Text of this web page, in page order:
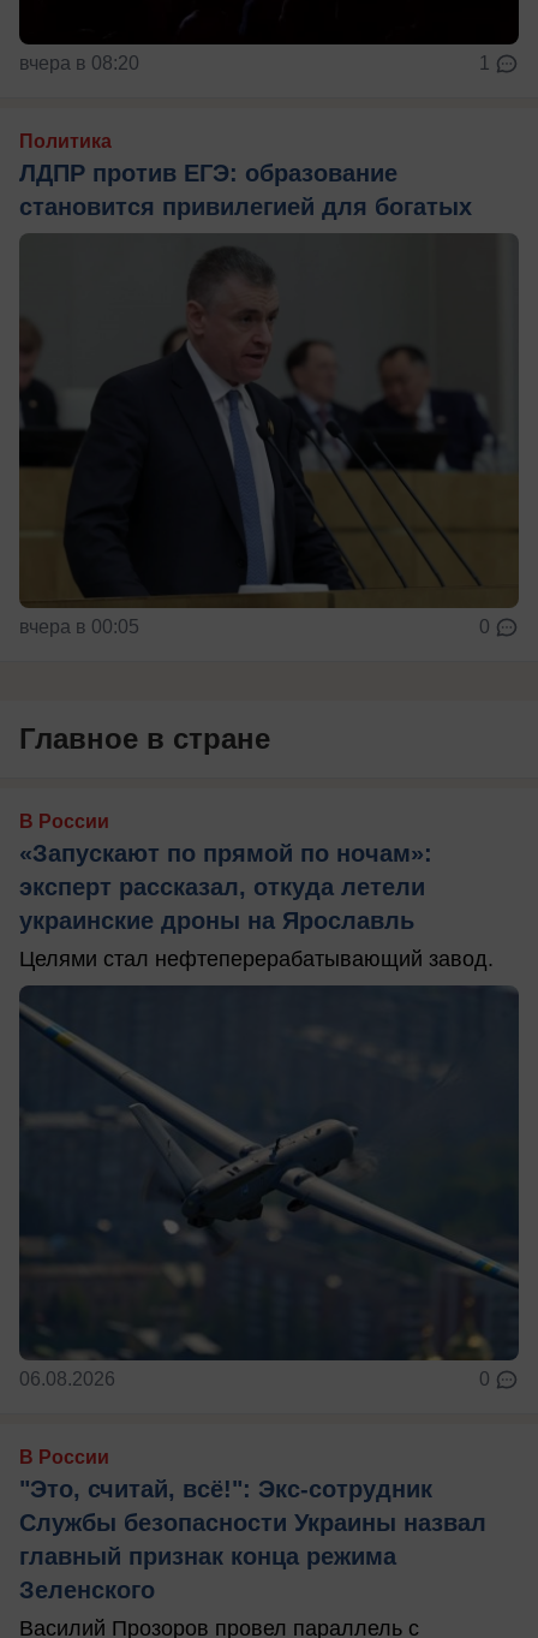
вчера в 08:20 1
Политика
ЛДПР против ЕГЭ: образование
становится привилегией для богатых
вчера в 00:05 0
Главное в стране
В России
«Запускают по прямой по ночам»:
эксперт рассказал, откуда летели
украинские дроны на Ярославль
Целями стал нефтеперерабатывающий завод.
06.08.2026 0
В России
"Это, считай, всё!": Экс-сотрудник
Службы безопасности Украины назвал
главный признак конца режима
Зеленского
Василий Прозоров провел параллель с